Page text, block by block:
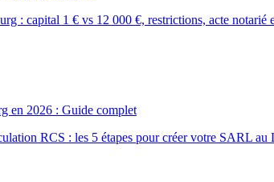
: capital 1 € vs 12 000 €, restrictions, acte notarié
en 2026 : Guide complet
RCS : les 5 étapes pour créer votre SARL